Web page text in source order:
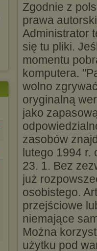
Zgodnie z
prawa
Administrator
się tu pliki.
momentu
komputera.
wolno
oryginalną
jako
zasobów
lutego 1994 r.
23. 1. Bez
już
osobistego.
przejściowe
niemające
Można
użytku pod